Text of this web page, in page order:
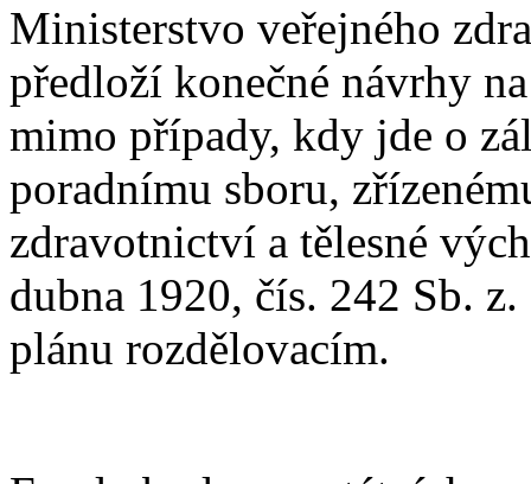
Ministerstvo veřejného
předloží konečné návrhy
mimo případy, kdy jde o
poradnímu sboru,
zdravotnictví a tělesné
dubna 1920, čís. 242 Sb.
plánu rozdělovacím.